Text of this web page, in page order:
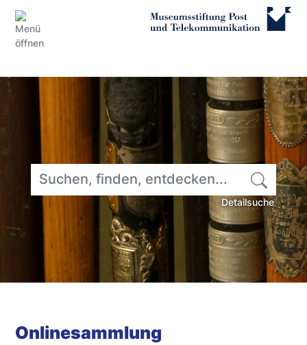
Suchbegriff
Detailsuche
Onlinesammlung